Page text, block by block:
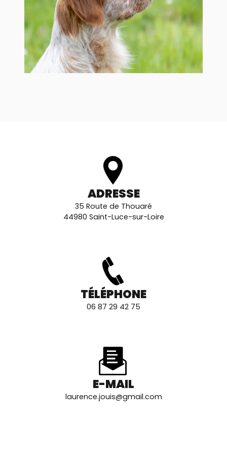
ADRESSE
35 Route de Thouaré
44980 Saint-Luce-sur-Loire
TÉLÉPHONE
06 87 29 42 75
E-MAIL
laurence.jouis@gmail.com